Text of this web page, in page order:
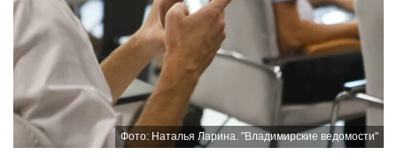
Фото: Наталья Ларина. "Владимирские ведомости"